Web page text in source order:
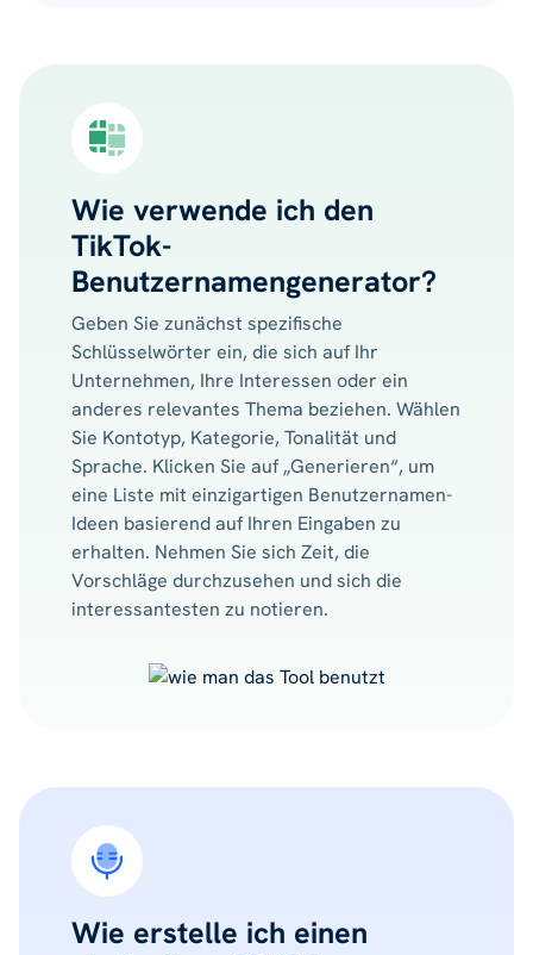
Wie verwende ich den
TikTok-
Benutzernamengenerator?
Geben Sie zunächst spezifische
Schlüsselwörter ein, die sich auf Ihr
Unternehmen, Ihre Interessen oder ein
anderes relevantes Thema beziehen. Wählen
Sie Kontotyp, Kategorie, Tonalität und
Sprache. Klicken Sie auf „Generieren“, um
eine Liste mit einzigartigen Benutzernamen-
Ideen basierend auf Ihren Eingaben zu
erhalten. Nehmen Sie sich Zeit, die
Vorschläge durchzusehen und sich die
interessantesten zu notieren.
Wie erstelle ich einen